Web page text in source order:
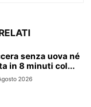
senza uova né
in 8 minuti col...
2026